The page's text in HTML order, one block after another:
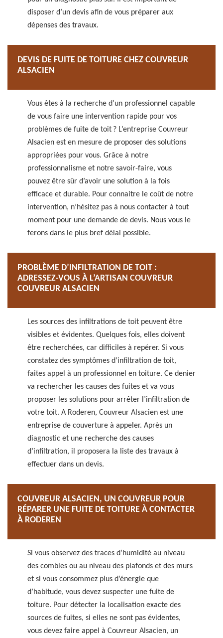
disposer d’un devis afin de vous préparer aux
dépenses des travaux.
DEVIS DE FUITE DE TOITURE CHEZ COUVREUR
ALSACIEN
Vous êtes à la recherche d’un professionnel capable
de vous faire une intervention rapide pour vos
problèmes de fuite de toit ? L’entreprise Couvreur
Alsacien est en mesure de proposer des solutions
appropriées pour vous. Grâce à notre
professionnalisme et notre savoir-faire, vous
pouvez être sûr d’avoir une solution à la fois
efficace et durable. Pour connaitre le coût de notre
intervention, n’hésitez pas à nous contacter à tout
moment pour une demande de devis. Nous vous le
ferons dans le plus bref délai possible.
PROBLÈME D’INFILTRATION DE TOIT :
ADRESSEZ-VOUS À L’ARTISAN COUVREUR
COUVREUR ALSACIEN
Les sources des infiltrations de toit peuvent être
visibles et évidentes. Quelques fois, elles doivent
être recherchées, car difficiles à repérer. Si vous
constatez des symptômes d’infiltration de toit,
faites appel à un professionnel en toiture. Ce denier
va rechercher les causes des fuites et va vous
proposer les solutions pour arrêter l’infiltration de
votre toit. A Roderen, Couvreur Alsacien est une
entreprise de couverture à appeler. Après un
diagnostic et une recherche des causes
d’infiltration, il proposera la liste des travaux à
effectuer dans un devis.
COUVREUR ALSACIEN, UN COUVREUR POUR
RÉPARER UNE FUITE DE TOITURE À CONTACTER
À RODEREN
Si vous observez des traces d’humidité au niveau
des combles ou au niveau des plafonds et des murs
et si vous consommez plus d’énergie que
d’habitude, vous devez suspecter une fuite de
toiture. Pour détecter la localisation exacte des
sources de fuites, si elles ne sont pas évidentes,
vous devez faire appel à Couvreur Alsacien, un